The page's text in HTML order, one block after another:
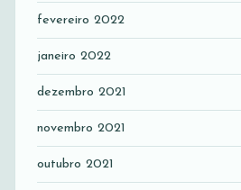
fevereiro 2022
janeiro 2022
dezembro 2021
novembro 2021
outubro 2021